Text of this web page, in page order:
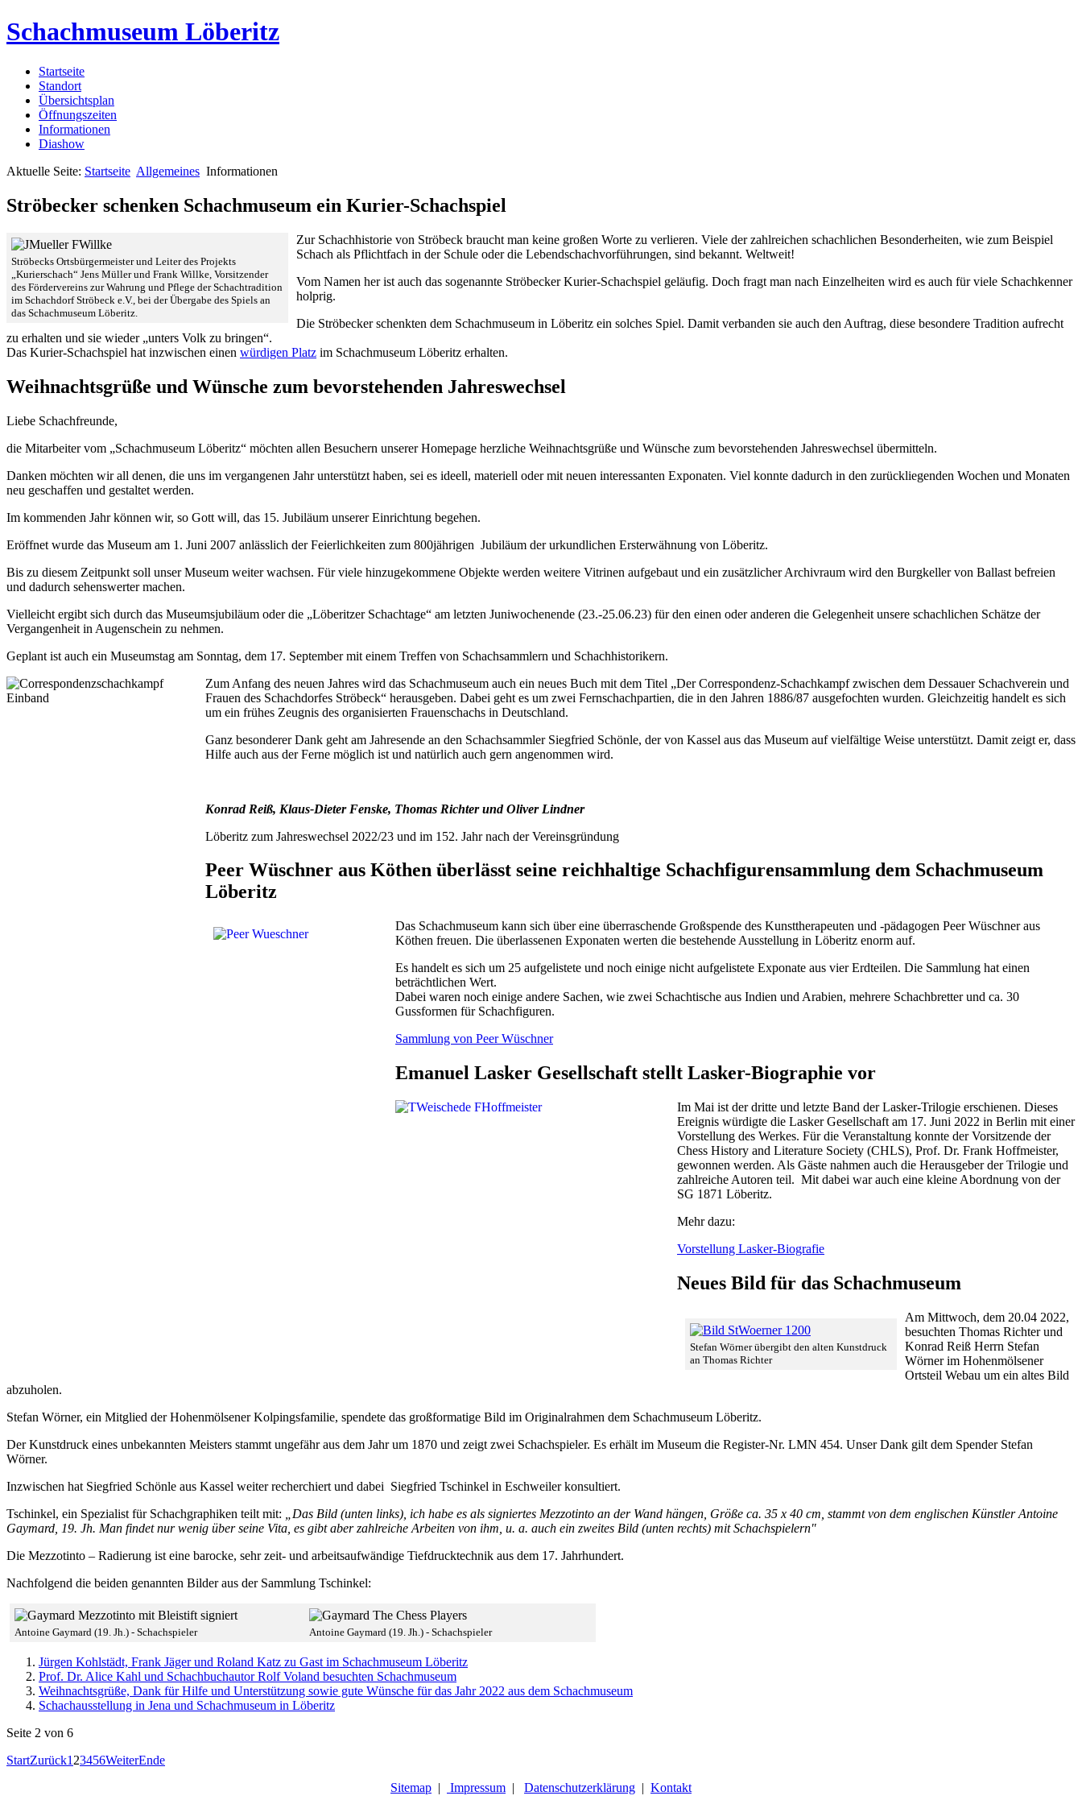
Schachmuseum Löberitz
Startseite
Standort
Übersichtsplan
Öffnungszeiten
Informationen
Diashow
Aktuelle Seite: Startseite Allgemeines Informationen
Ströbecker schenken Schachmuseum ein Kurier-Schachspiel
Ströbecks Ortsbürgermeister und Leiter des Projekts
„Kurierschach“ Jens Müller und Frank Willke, Vorsitzender
des Fördervereins zur Wahrung und Pflege der Schachtradition
im Schachdorf Ströbeck e.V., bei der Übergabe des Spiels an
das Schachmuseum Löberitz.
Zur Schachhistorie von Ströbeck braucht man keine großen Worte zu verlieren. Viele der zahlreichen schachlichen Besonderheiten, wie zum Beispiel
Schach als Pflichtfach in der Schule oder die Lebendschachvorführungen, sind bekannt. Weltweit!
Vom Namen her ist auch das sogenannte Ströbecker Kurier-Schachspiel geläufig. Doch fragt man nach Einzelheiten wird es auch für viele Schachkenner
holprig.
Die Ströbecker schenkten dem Schachmuseum in Löberitz ein solches Spiel. Damit verbanden sie auch den Auftrag, diese besondere Tradition aufrecht
zu erhalten und sie wieder „unters Volk zu bringen“.
Das Kurier-Schachspiel hat inzwischen einen würdigen Platz im Schachmuseum Löberitz erhalten.
Weihnachtsgrüße und Wünsche zum bevorstehenden Jahreswechsel
Liebe Schachfreunde,
die Mitarbeiter vom „Schachmuseum Löberitz“ möchten allen Besuchern unserer Homepage herzliche Weihnachtsgrüße und Wünsche zum bevorstehenden Jahreswechsel übermitteln.
Danken möchten wir all denen, die uns im vergangenen Jahr unterstützt haben, sei es ideell, materiell oder mit neuen interessanten Exponaten. Viel konnte dadurch in den zurückliegenden Wochen und Monaten
neu geschaffen und gestaltet werden.
Im kommenden Jahr können wir, so Gott will, das 15. Jubiläum unserer Einrichtung begehen.
Eröffnet wurde das Museum am 1. Juni 2007 anlässlich der Feierlichkeiten zum 800jährigen Jubiläum der urkundlichen Ersterwähnung von Löberitz.
Bis zu diesem Zeitpunkt soll unser Museum weiter wachsen. Für viele hinzugekommene Objekte werden weitere Vitrinen aufgebaut und ein zusätzlicher Archivraum wird den Burgkeller von Ballast befreien
und dadurch sehenswerter machen.
Vielleicht ergibt sich durch das Museumsjubiläum oder die „Löberitzer Schachtage“ am letzten Juniwochenende (23.-25.06.23) für den einen oder anderen die Gelegenheit unsere schachlichen Schätze der
Vergangenheit in Augenschein zu nehmen.
Geplant ist auch ein Museumstag am Sonntag, dem 17. September mit einem Treffen von Schachsammlern und Schachhistorikern.
Zum Anfang des neuen Jahres wird das Schachmuseum auch ein neues Buch mit dem Titel „Der Correspondenz-Schachkampf zwischen dem Dessauer Schachverein und
Frauen des Schachdorfes Ströbeck“ herausgeben. Dabei geht es um zwei Fernschachpartien, die in den Jahren 1886/87 ausgefochten wurden. Gleichzeitig handelt es sich
um ein frühes Zeugnis des organisierten Frauenschachs in Deutschland.
Ganz besonderer Dank geht am Jahresende an den Schachsammler Siegfried Schönle, der von Kassel aus das Museum auf vielfältige Weise unterstützt. Damit zeigt er, dass
Hilfe auch aus der Ferne möglich ist und natürlich auch gern angenommen wird.
Konrad Reiß, Klaus-Dieter Fenske, Thomas Richter und Oliver Lindner
Löberitz zum Jahreswechsel 2022/23 und im 152. Jahr nach der Vereinsgründung
Peer Wüschner aus Köthen überlässt seine reichhaltige Schachfigurensammlung dem Schachmuseum
Löberitz
Das Schachmuseum kann sich über eine überraschende Großspende des Kunsttherapeuten und -pädagogen Peer Wüschner aus
Köthen freuen. Die überlassenen Exponaten werten die bestehende Ausstellung in Löberitz enorm auf.
Es handelt es sich um 25 aufgelistete und noch einige nicht aufgelistete Exponate aus vier Erdteilen. Die Sammlung hat einen
beträchtlichen Wert.
Dabei waren noch einige andere Sachen, wie zwei Schachtische aus Indien und Arabien, mehrere Schachbretter und ca. 30
Gussformen für Schachfiguren.
Sammlung von Peer Wüschner
Emanuel Lasker Gesellschaft stellt Lasker-Biographie vor
Im Mai ist der dritte und letzte Band der Lasker-Trilogie erschienen. Dieses
Ereignis würdigte die Lasker Gesellschaft am 17. Juni 2022 in Berlin mit einer
Vorstellung des Werkes. Für die Veranstaltung konnte der Vorsitzende der
Chess History and Literature Society (CHLS), Prof. Dr. Frank Hoffmeister,
gewonnen werden. Als Gäste nahmen auch die Herausgeber der Trilogie und
zahlreiche Autoren teil. Mit dabei war auch eine kleine Abordnung von der
SG 1871 Löberitz.
Mehr dazu:
Vorstellung Lasker-Biografie
Neues Bild für das Schachmuseum
Stefan Wörner übergibt den alten Kunstdruck
an Thomas Richter
Am Mittwoch, dem 20.04 2022,
besuchten Thomas Richter und
Konrad Reiß Herrn Stefan
Wörner im Hohenmölsener
Ortsteil Webau um ein altes Bild
abzuholen.
Stefan Wörner, ein Mitglied der Hohenmölsener Kolpingsfamilie, spendete das großformatige Bild im Originalrahmen dem Schachmuseum Löberitz.
Der Kunstdruck eines unbekannten Meisters stammt ungefähr aus dem Jahr um 1870 und zeigt zwei Schachspieler. Es erhält im Museum die Register-Nr. LMN 454. Unser Dank gilt dem Spender Stefan
Wörner.
Inzwischen hat Siegfried Schönle aus Kassel weiter recherchiert und dabei Siegfried Tschinkel in Eschweiler konsultiert.
Tschinkel, ein Spezialist für Schachgraphiken teilt mit:
„Das Bild (unten links), ich habe es als signiertes Mezzotinto an der Wand hängen, Größe ca. 35 x 40 cm, stammt von dem englischen Künstler Antoine
Gaymard, 19. Jh. Man findet nur wenig über seine Vita, es gibt aber zahlreiche Arbeiten von ihm, u. a. auch ein zweites Bild (unten rechts) mit Schachspielern"
Die Mezzotinto – Radierung ist eine barocke, sehr zeit- und arbeitsaufwändige Tiefdrucktechnik aus dem 17. Jahrhundert.
Nachfolgend die beiden genannten Bilder aus der Sammlung Tschinkel:
Antoine Gaymard (19. Jh.) - Schachspieler Antoine Gaymard (19. Jh.) - Schachspieler
Jürgen Kohlstädt, Frank Jäger und Roland Katz zu Gast im Schachmuseum Löberitz
Prof. Dr. Alice Kahl und Schachbuchautor Rolf Voland besuchten Schachmuseum
Weihnachtsgrüße, Dank für Hilfe und Unterstützung sowie gute Wünsche für das Jahr 2022 aus dem Schachmuseum
Schachausstellung in Jena und Schachmuseum in Löberitz
Seite 2 von 6
StartZurück1 23456WeiterEnde
Sitemap | Impressum | Datenschutzerklärung | Kontakt